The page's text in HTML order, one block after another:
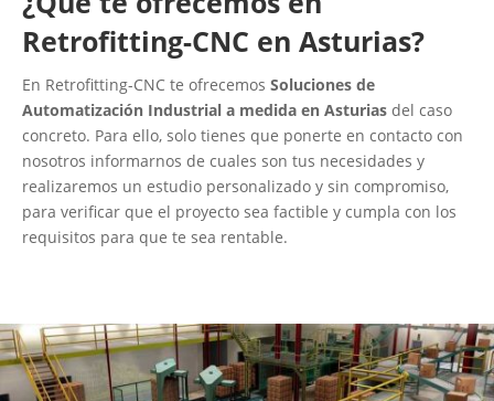
Retrofitting-CNC en Asturias?
En Retrofitting-CNC te ofrecemos Soluciones de
Automatización Industrial a medida en Asturias del caso
concreto. Para ello, solo tienes que ponerte en contacto con
nosotros informarnos de cuales son tus necesidades y
realizaremos un estudio personalizado y sin compromiso,
para verificar que el proyecto sea factible y cumpla con los
requisitos para que te sea rentable.